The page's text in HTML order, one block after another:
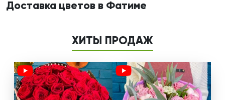
Доставка цветов в Фатиме
ХИТЫ ПРОДАЖ